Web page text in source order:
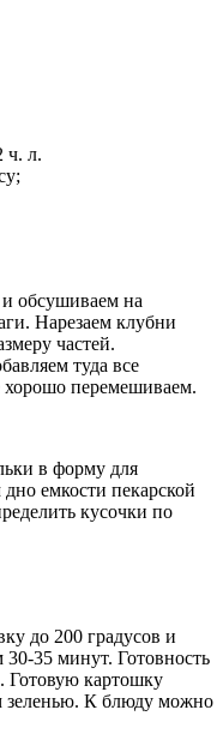
ч. л.
обсушиваем на
Нарезаем клубни
частей.
туда все
хорошо перемешиваем.
в форму для
емкости пекарской
кусочки по
до 200 градусов и
30-35 минут. Готовность
Готовую картошку
зеленью. К блюду можно